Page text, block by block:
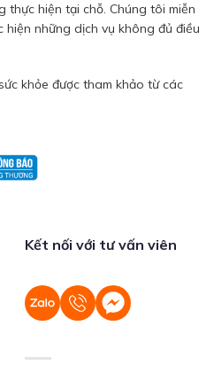
thực hiện tại chỗ. Chúng tôi miễn
những dịch vụ không đủ điều
khỏe được tham khảo từ các
Kết nối với tư vấn viên